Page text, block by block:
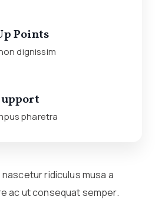
Points
dignissim
pharetra
ridiculus musa a
ac ut consequat semper.